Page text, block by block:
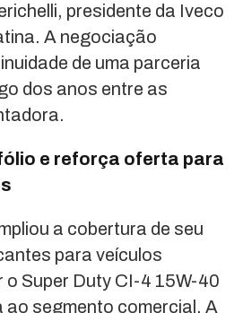
presidente da Iveco
A negociação
de uma parceria
dos anos entre as
e reforça oferta para
a cobertura de seu
para veículos
o Super Duty CI-4 15W-40
ao segmento comercial. A